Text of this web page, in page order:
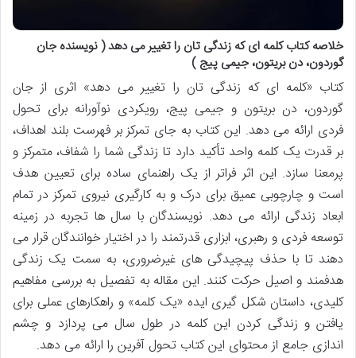
خلاصه کتاب کلمه ای که زندگی تان را تغییر می دهد ( نویسنده جان
گوردون، دن بریتون، جیمی پیج )
کتاب «کلمه ای که زندگی تان را تغییر می دهد» اثری از جان
گوردون، دن بریتون و جیمی پیج، رویکردی نوآورانه برای تحول
فردی ارائه می دهد. این کتاب به جای تمرکز بر فهرست بلند اهداف،
بر قدرت یک کلمه واحد تأکید دارد تا زندگی شما را شفاف، متمرکز و
پرمعنا سازد. این اثر فراتر از یک راهنمای ساده برای تعیین هدف
است و چارچوبی عمیق برای درک و به کارگیری نیروی تمرکز در تمام
ابعاد زندگی ارائه می دهد. نویسندگان با سال ها تجربه در زمینه
توسعه فردی و رهبری، ابزاری قدرتمند را در اختیار خوانندگان قرار می
دهند تا با حذف پیچیدگی های غیرضروری، به سمت یک زندگی
هدفمند و اصیل حرکت کنند. این مقاله به تفصیل به بررسی مفاهیم
کلیدی، داستان شکل گیری ایده «یک کلمه» و راهکارهای عملی برای
یافتن و زندگی کردن این کلمه در طول سال می پردازد و چشم
اندازی جامع از محتوای این کتاب تحول آفرین را ارائه می دهد.